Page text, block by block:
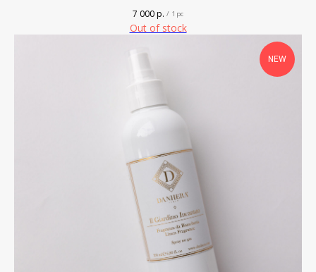
7 000р. / 1 pc
Out of stock
NEW